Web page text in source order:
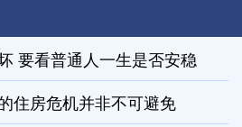
要看普通人一生是否安稳
住房危机并非不可避免